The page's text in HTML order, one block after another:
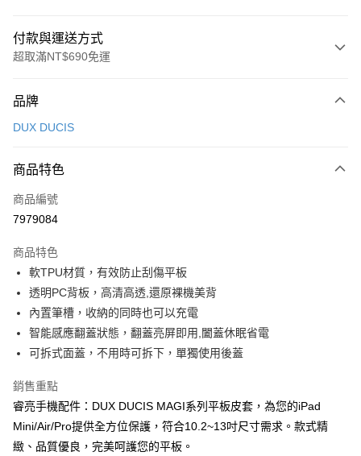
付款與運送方式
超取滿NT$690免運
信用卡一次付款
LINE Pay
Apple Pay
悠遊付
ATM付款
運送方式
全家取貨付款
付款後全家取貨
每筆NT$65，滿NT$690(含以上)免運費
品牌
DUX DUCIS
商品特色
商品編號
7979084
商品特色
軟TPU材質，有效防止刮傷平板
透明PC背板，高清高透,還原裸機美背
內置筆槽，收納的同時也可以充電
智能感應翻蓋狀態，翻蓋亮屏即用,闔蓋休眠省電
可拆式面蓋，不用時可拆下，單獨使用後蓋
銷售重點
睿亮手機配件：DUX DUCIS MAGI系列平板皮套，為您的iPad
Mini/Air/Pro提供全方位保護，符合10.2~13吋尺寸需求。款式精
緻、品質優良，完美呵護您的平板。